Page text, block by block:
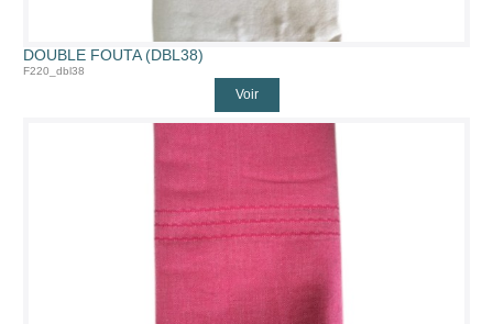
DOUBLE FOUTA (DBL38)
F220_dbl38
Voir